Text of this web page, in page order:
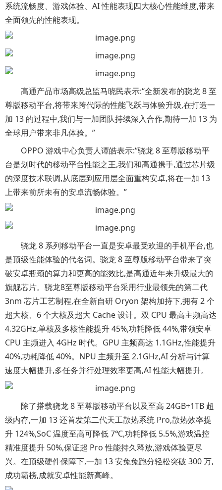
系统流畅度、游戏体验、AI 性能表现四大核心性能维度,带来
全面领先的性能表现。
高通产品市场高级总监马晓民表示:“全新发布的骁龙 8 至
尊版移动平台,将带来跨代际的性能飞跃与体验升级,在打造一
加 13 的过程中,我们与一加团队持续深入合作,期待一加 13 为
全球用户带来非凡体验。”
OPPO 游戏中心负责人谭皓表示:“骁龙 8 至尊版移动平
台是划时代的移动平台性能之王,我们和高通携手,通过芯片级
的深度技术联调,从底层到应用层全面重构安卓,将在一加 13
上带来前所未有的安卓流畅体验。”
骁龙 8 系列移动平台一直是安卓最受欢迎的手机平台,也
是顶级性能体验的代名词。骁龙 8 至尊版移动平台带来了突
破安卓瓶颈的算力和更高的能效比,是高通近年来升级最大的
旗舰芯片。骁龙8至尊版移动平台采用行业最领先的第二代
3nm 芯片工艺制程,在全新自研 Oryon 架构加持下,拥有 2 个
超大核、6 个大核及超大 Cache 设计。双 CPU 最高主频高达
4.32GHz,单核及多核性能提升 45%,功耗降低 44%,带领安卓
CPU 主频进入 4GHz 时代。GPU 主频高达 1.1GHz,性能提升
40%,功耗降低 40%。NPU 主频升至 2.1GHz,AI 分析与计算
速度大幅提升,多任务并行处理效率更高,AI 性能大幅提升。
除了搭载骁龙 8 至尊版移动平台以及至高 24GB+1TB 超
级内存,一加 13 还首发第二代天工散热系统 Pro,散热效率提
升 124%,SoC 温度至高可降低 7℃,功耗降低 5.5%,游戏温控
精准度提升 50%,保证超 Pro 性能持久释放,游戏体验更尽
兴。在顶级硬件保障下,一加 13 安兔兔跑分轻松突破 300 万,
成功霸榜,成就安卓性能新高峰。